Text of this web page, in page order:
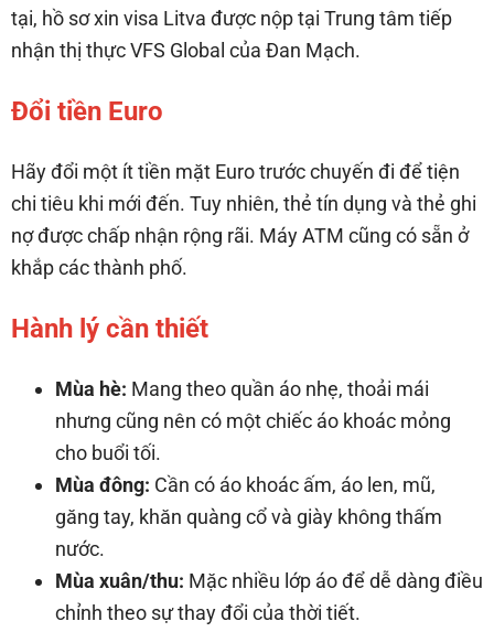
tại, hồ sơ xin visa Litva được nộp tại Trung tâm tiếp
nhận thị thực VFS Global của Đan Mạch.
Đổi tiền Euro
Hãy đổi một ít tiền mặt Euro trước chuyến đi để tiện
chi tiêu khi mới đến. Tuy nhiên, thẻ tín dụng và thẻ ghi
nợ được chấp nhận rộng rãi. Máy ATM cũng có sẵn ở
khắp các thành phố.
Hành lý cần thiết
Mùa hè: Mang theo quần áo nhẹ, thoải mái
nhưng cũng nên có một chiếc áo khoác mỏng
cho buổi tối.
Mùa đông: Cần có áo khoác ấm, áo len, mũ,
găng tay, khăn quàng cổ và giày không thấm
nước.
Mùa xuân/thu: Mặc nhiều lớp áo để dễ dàng điều
chỉnh theo sự thay đổi của thời tiết.